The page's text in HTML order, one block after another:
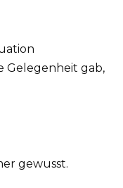
Gelegenheit gab,
gewusst.